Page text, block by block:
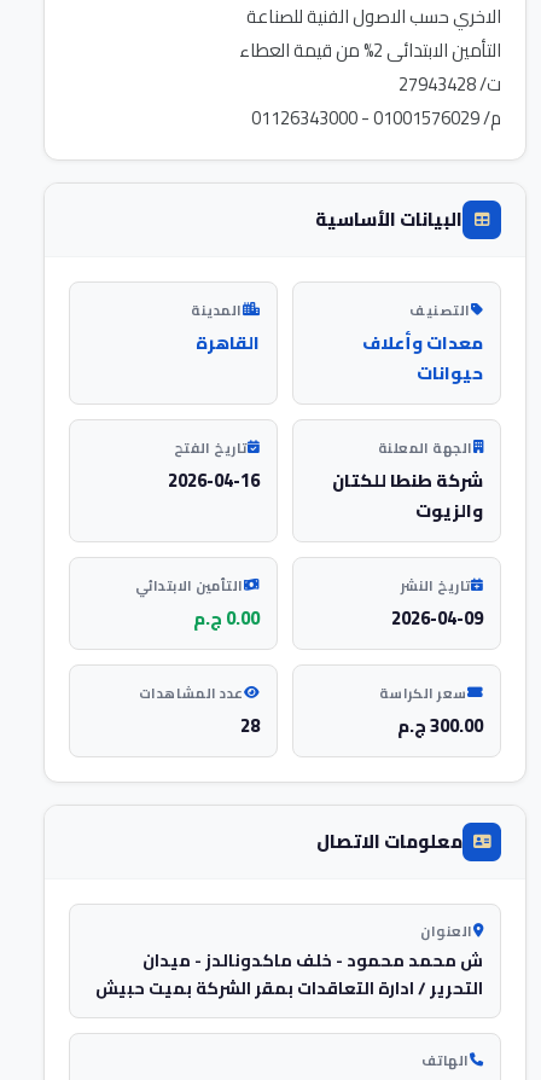
م/ 01001576029 - 01126343000
البيانات الأساسية
التصنيف
معدات وأعلاف
حيوانات
المدينة
القاهرة
الجهة المعلنة
شركة طنطا للكتان
والزيوت
تاريخ الفتح
2026-04-16
تاريخ النشر
2026-04-09
التأمين الابتدائي
0.00 ج.م
سعر الكراسة
300.00 ج.م
عدد المشاهدات
28
معلومات الاتصال
العنوان
ش محمد محمود - خلف ماكدونالدز - ميدان
التحرير / ادارة التعاقدات بمقر الشركة بميت حبيش
الهاتف